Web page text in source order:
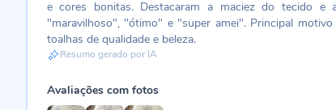
e cores bonitas. Destacaram a maciez do tecido e
"maravilhoso", "ótimo" e "super amei". Principal
toalhas de qualidade e beleza.
Resumo gerado por IA
Avaliações com fotos